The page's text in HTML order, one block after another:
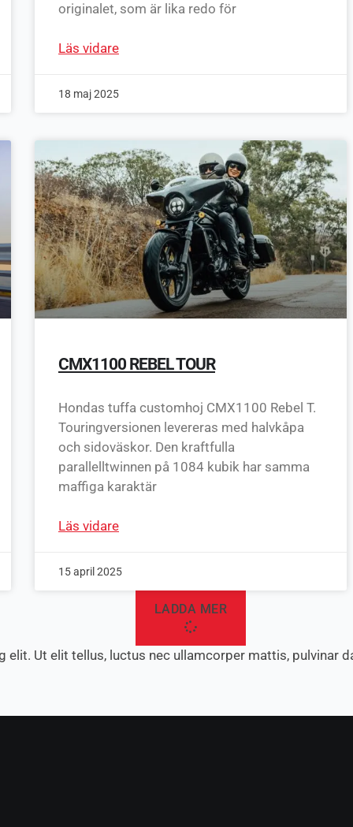
originalet, som är lika redo för
Läs vidare
18 maj 2025
CMX1100 REBEL TOUR
Hondas tuffa customhoj CMX1100 Rebel T.
Touringversionen levereras med halvkåpa
och sidoväskor. Den kraftfulla
parallelltwinnen på 1084 kubik har samma
maffiga karaktär
Läs vidare
15 april 2025
LADDA MER
Ut elit tellus, luctus nec ullamcorper mattis, pulvinar